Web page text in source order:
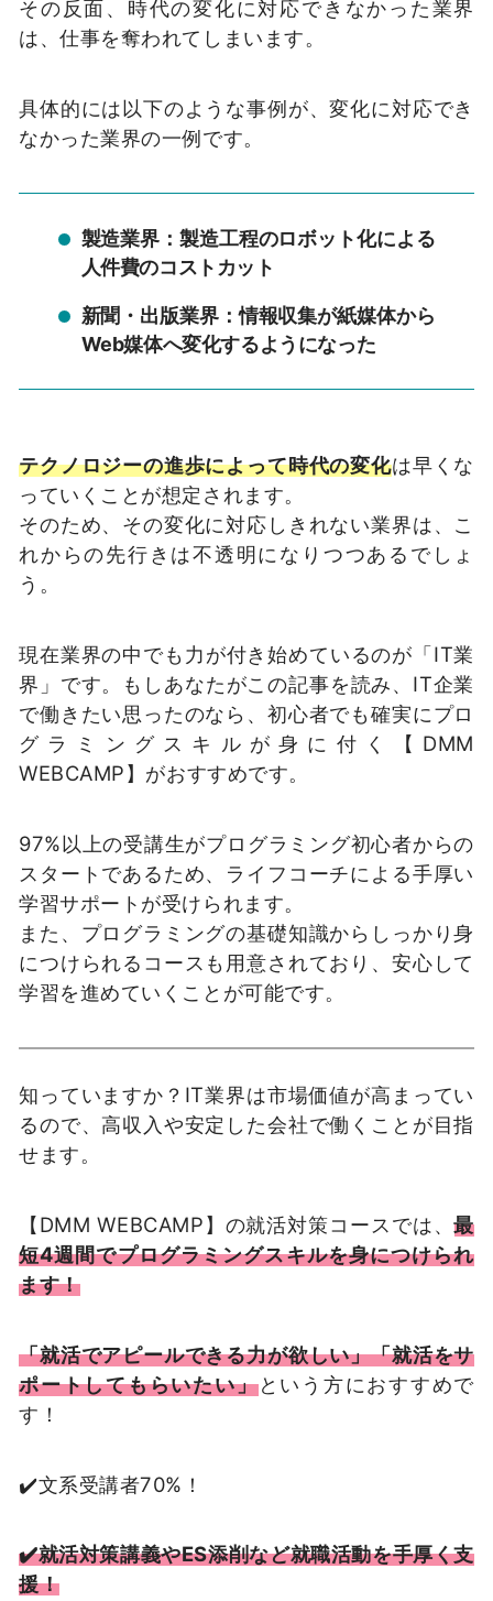
その反面、時代の変化に対応できなかった業界
は、仕事を奪われてしまいます。
具体的には以下のような事例が、変化に対応でき
なかった業界の一例です。
製造業界：製造工程のロボット化による
人件費のコストカット
新聞・出版業界：情報収集が紙媒体から
Web媒体へ変化するようになった
テクノロジーの進歩によって時代の変化は早くな
っていくことが想定されます。
そのため、その変化に対応しきれない業界は、こ
れからの先行きは不透明になりつつあるでしょ
う。
現在業界の中でも力が付き始めているのが「IT業
界」です。もしあなたがこの記事を読み、IT企業
で働きたい思ったのなら、初心者でも確実にプロ
グラミングスキルが身に付く【DMM
WEBCAMP】がおすすめです。
97%以上の受講生がプログラミング初心者からの
スタートであるため、ライフコーチによる手厚い
学習サポートが受けられます。
また、プログラミングの基礎知識からしっかり身
につけられるコースも用意されており、安心して
学習を進めていくことが可能です。
知っていますか？IT業界は市場価値が高まってい
るので、高収入や安定した会社で働くことが目指
せます。
【DMM WEBCAMP】の就活対策コースでは、最
短4週間でプログラミングスキルを身につけられ
ます！
「就活でアピールできる力が欲しい」「就活をサ
ポートしてもらいたい」という方におすすめで
す！
✔️文系受講者70%！
✔️就活対策講義やES添削など就職活動を手厚く支
援！